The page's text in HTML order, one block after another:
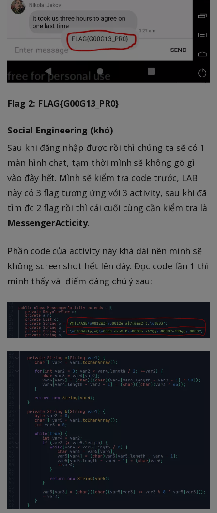
Flag 2: FLAG{G00G13_PR0}
Social Engineering (khó)
Sau khi đăng nhập được rồi thì chúng ta sẽ có 1
màn hình chat, tạm thời mình sẽ không gõ gì
vào đây hết. Mình sẽ kiểm tra code trước, LAB
này có 3 flag tương ứng với 3 activity, sau khi đã
tìm đc 2 flag rồi thì cái cuối cùng cần kiểm tra là
MessengerActicity.
Phần code của activity này khá dài nên mình sẽ
không screenshot hết lên đây. Đọc code lần 1 thì
mình thấy vài điểm đáng chú ý sau: